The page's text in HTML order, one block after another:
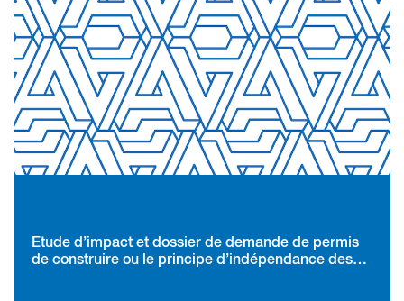
Etude d’impact et dossier de demande de permis
de construire ou le principe d’indépendance des